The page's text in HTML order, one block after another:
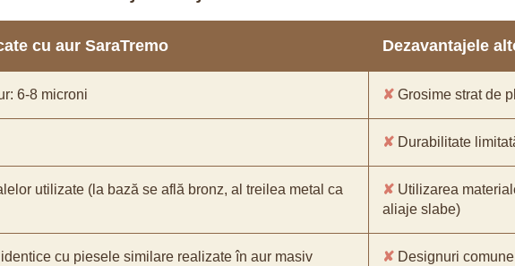
cu aur SaraTremo Dezavantajele
6-8 microni ✘ Grosime strat de
✘ Durabilitate
utilizate (la bază se află bronz, al treilea metal ca
✘ Utilizarea
aliaje slabe)
cu piesele similare realizate în aur masiv ✘ Designuri